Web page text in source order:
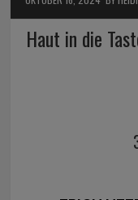
Haut in die